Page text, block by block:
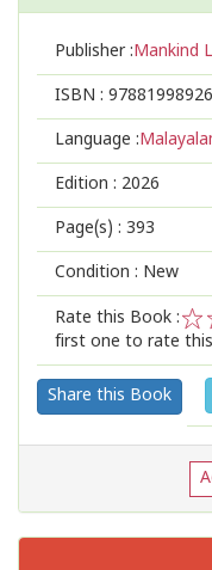
Publisher :Mankind
ISBN :
Language :
Edition : 2026
Page(s) : 393
Condition : New
Rate this Book :
2
1
first one to rate
Share this Book